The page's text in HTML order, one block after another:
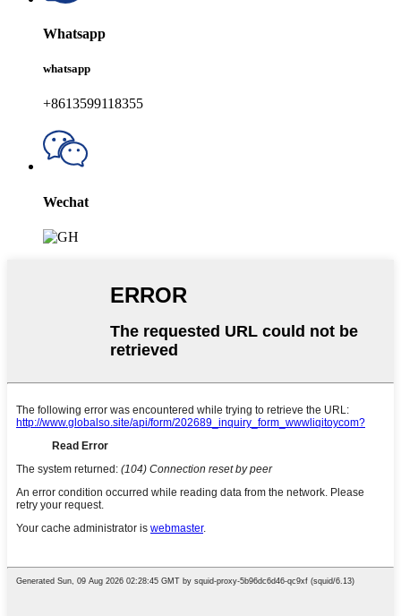
Whatsapp
whatsapp
+8613599118355
Wechat